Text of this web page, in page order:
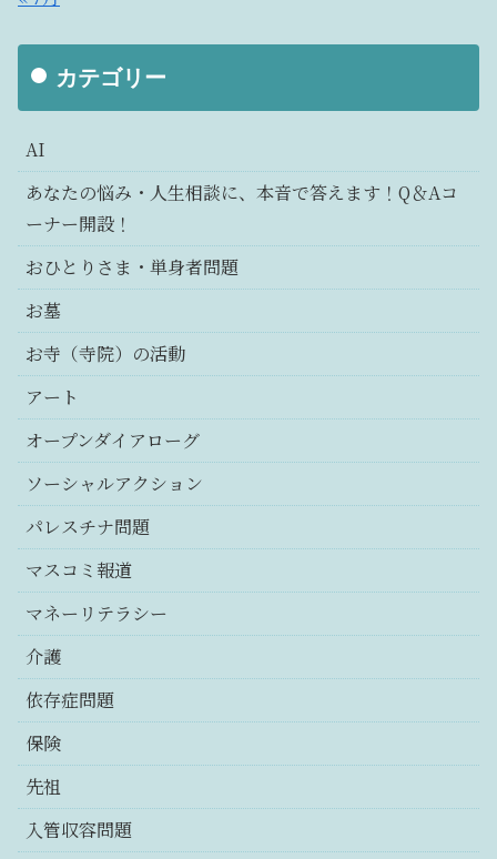
カテゴリー
AI
あなたの悩み・人生相談に、本音で答えます！Q＆Aコ
ーナー開設！
おひとりさま・単身者問題
お墓
お寺（寺院）の活動
アート
オープンダイアローグ
ソーシャルアクション
パレスチナ問題
マスコミ報道
マネーリテラシー
介護
依存症問題
保険
先祖
入管収容問題